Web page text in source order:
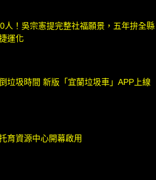
人！吳宗憲提完整社福願景，五年拚全縣
運化
垃圾時間 新版「宜蘭垃圾車」APP上線
育資源中心開幕啟用